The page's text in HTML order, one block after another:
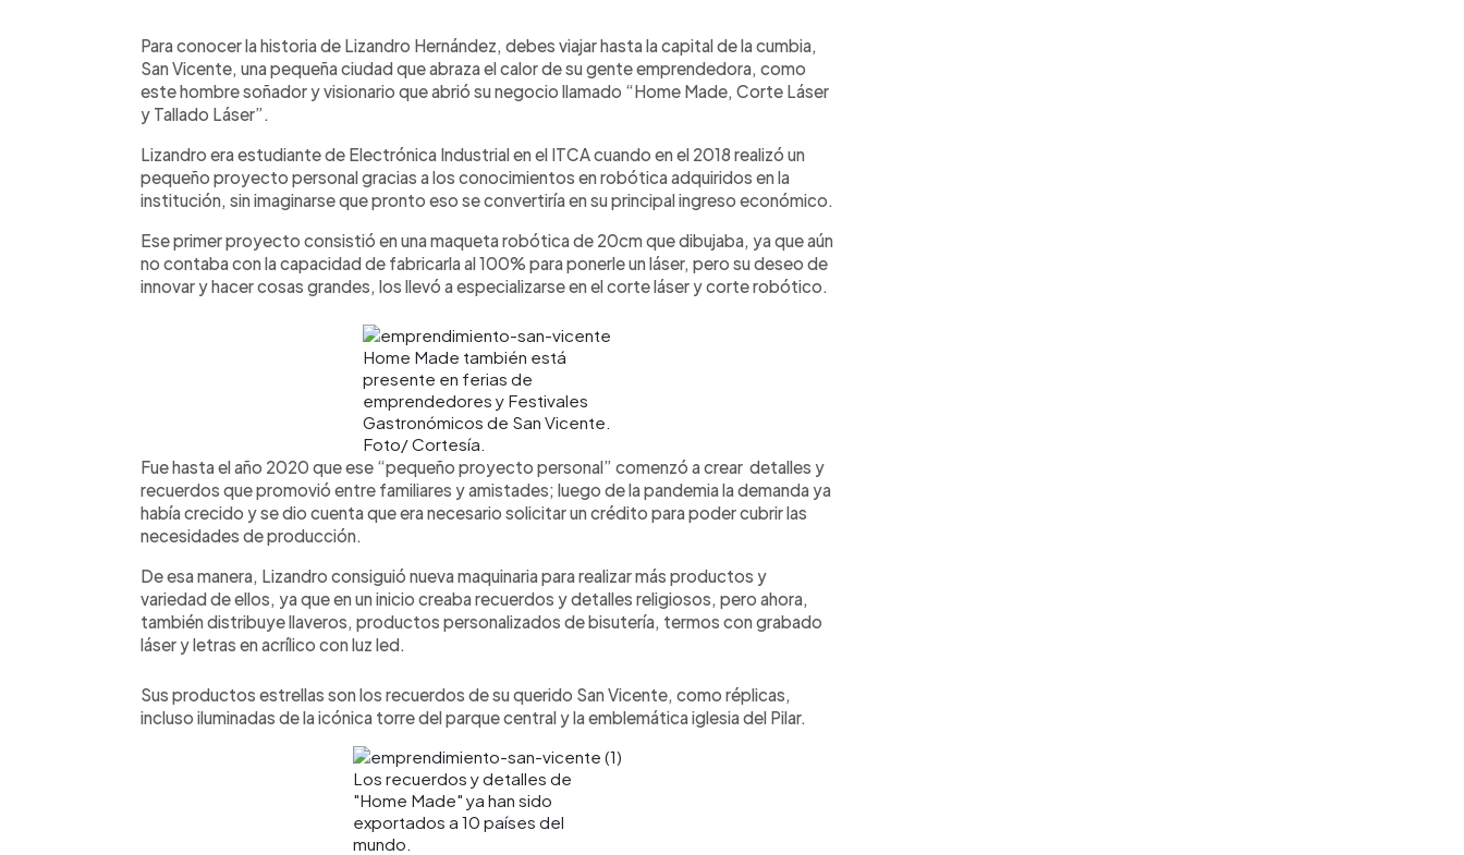
Escuchar artículo
Para conocer la historia de Lizandro Hernández, debes viajar hasta la capital de la cumbia,
San Vicente, una pequeña ciudad que abraza el calor de su gente emprendedora, como
este hombre soñador y visionario que abrió su negocio llamado “Home Made, Corte Láser
y Tallado Láser”.
Lizandro era estudiante de Electrónica Industrial en el ITCA cuando en el 2018 realizó un
pequeño proyecto personal gracias a los conocimientos en robótica adquiridos en la
institución, sin imaginarse que pronto eso se convertiría en su principal ingreso económico.
Ese primer proyecto consistió en una maqueta robótica de 20cm que dibujaba, ya que aún
no contaba con la capacidad de fabricarla al 100% para ponerle un láser, pero su deseo de
innovar y hacer cosas grandes, los llevó a especializarse en el corte láser y corte robótico.
Home Made también está
presente en ferias de
emprendedores y Festivales
Gastronómicos de San Vicente.
Foto/ Cortesía.
Fue hasta el año 2020 que ese “pequeño proyecto personal” comenzó a crear detalles y
recuerdos que promovió entre familiares y amistades; luego de la pandemia la demanda ya
había crecido y se dio cuenta que era necesario solicitar un crédito para poder cubrir las
necesidades de producción.
De esa manera, Lizandro consiguió nueva maquinaria para realizar más productos y
variedad de ellos, ya que en un inicio creaba recuerdos y detalles religiosos, pero ahora,
también distribuye llaveros, productos personalizados de bisutería, termos con grabado
láser y letras en acrílico con luz led.
Sus productos estrellas son los recuerdos de su querido San Vicente, como réplicas,
incluso iluminadas de la icónica torre del parque central y la emblemática iglesia del Pilar.
Los recuerdos y detalles de
"Home Made" ya han sido
exportados a 10 países del
mundo.